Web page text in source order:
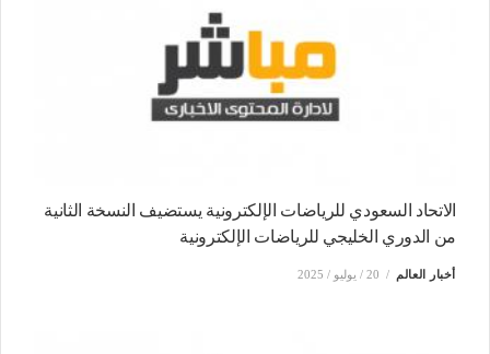
الاتحاد السعودي للرياضات الإلكترونية يستضيف النسخة الثانية
من الدوري الخليجي للرياضات الإلكترونية
أخبار العالم 20 / يوليو / 2025